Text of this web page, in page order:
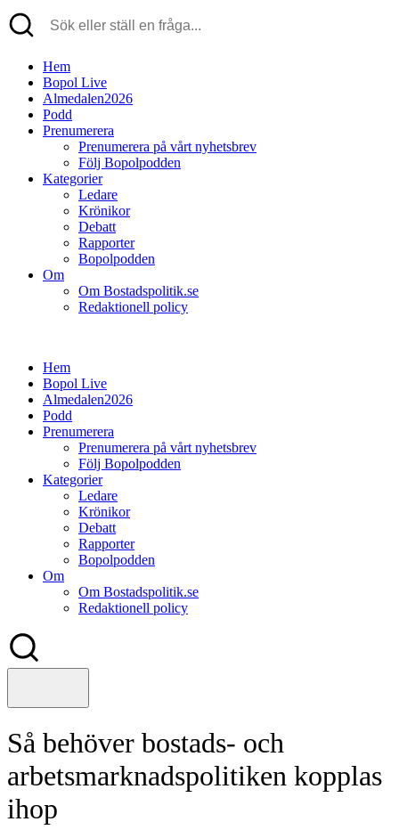
Hem
Bopol Live
Almedalen2026
Podd
Prenumerera
Prenumerera på vårt nyhetsbrev
Följ Bopolpodden
Kategorier
Ledare
Krönikor
Debatt
Rapporter
Bopolpodden
Om
Om Bostadspolitik.se
Redaktionell policy
Hem
Bopol Live
Almedalen2026
Podd
Prenumerera
Prenumerera på vårt nyhetsbrev
Följ Bopolpodden
Kategorier
Ledare
Krönikor
Debatt
Rapporter
Bopolpodden
Om
Om Bostadspolitik.se
Redaktionell policy
Så behöver bostads- och
arbetsmarknadspolitiken kopplas
ihop